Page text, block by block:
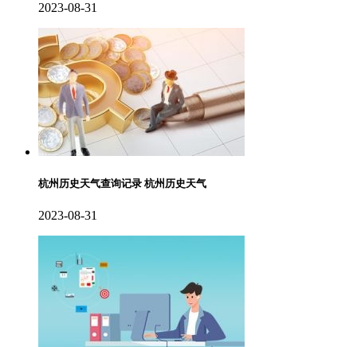
2023-08-31
杭州历史天气查询记录 杭州历史天气
2023-08-31